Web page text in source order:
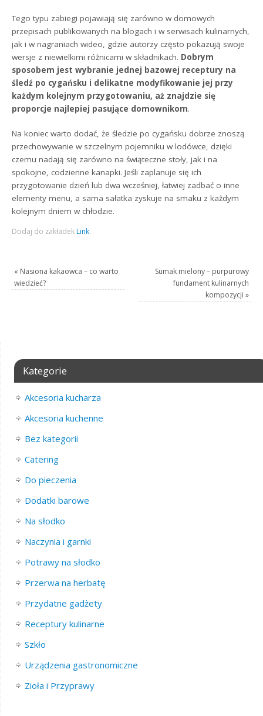
Tego typu zabiegi pojawiają się zarówno w domowych
przepisach publikowanych na blogach i w serwisach kulinarnych,
jak i w nagraniach wideo, gdzie autorzy często pokazują swoje
wersje z niewielkimi różnicami w składnikach. Dobrym
sposobem jest wybranie jednej bazowej receptury na
śledź po cygańsku i delikatne modyfikowanie jej przy
każdym kolejnym przygotowaniu, aż znajdzie się
proporcje najlepiej pasujące domownikom.
Na koniec warto dodać, że śledzie po cygańsku dobrze znoszą
przechowywanie w szczelnym pojemniku w lodówce, dzięki
czemu nadają się zarówno na świąteczne stoły, jak i na
spokojne, codzienne kanapki. Jeśli zaplanuje się ich
przygotowanie dzień lub dwa wcześniej, łatwiej zadbać o inne
elementy menu, a sama sałatka zyskuje na smaku z każdym
kolejnym dniem w chłodzie.
Dodaj do zakładek Link.
« Nasiona kakaowca – co warto
wiedzieć?
Sumak mielony – purpurowy
fundament kulinarnych
kompozycji »
Kategorie
Akcesoria kucharza
Akcesoria kuchenne
Bez kategorii
Catering
Do pieczenia
Dodatki barowe
Na słodko
Naczynia i garnki
Potrawy na słodko
Przerwa na herbatę
Przydatne gadżety
Receptury kulinarne
Szkło
Urządzenia gastronomiczne
Zioła i Przyprawy